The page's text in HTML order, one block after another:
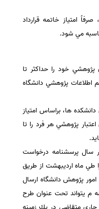
صرفاً امتياز خاتمه قرارداد
خود را حداكثر تا
اطلاعات پژوهشي دانشگاه
ها، براساس امتياز
ماده 1، ميزان اعتبار پژوهشي هر فرد را تا
سال پرسشنامه درخواست
طي ماه ارديبهشت از طريق
پژوهش دانشگاه ارسال
م يتواند تحت عنوان طرح